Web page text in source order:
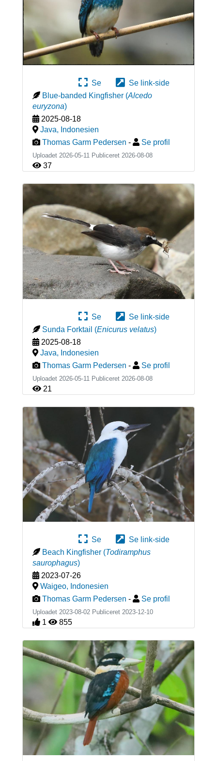
Se
Se link-side
Blue-banded Kingfisher (Alcedo
euryzona)
2025-08-18
Java, Indonesien
Thomas Garm Pedersen - Se profil
Uploadet 2026-05-11 Publiceret 2026-08-08
37
Se
Se link-side
Sunda Forktail (Enicurus velatus)
2025-08-18
Java, Indonesien
Thomas Garm Pedersen - Se profil
Uploadet 2026-05-11 Publiceret 2026-08-08
21
Se
Se link-side
Beach Kingfisher (Todiramphus
saurophagus)
2023-07-26
Waigeo, Indonesien
Thomas Garm Pedersen - Se profil
Uploadet 2023-08-02 Publiceret 2023-12-10
1 855